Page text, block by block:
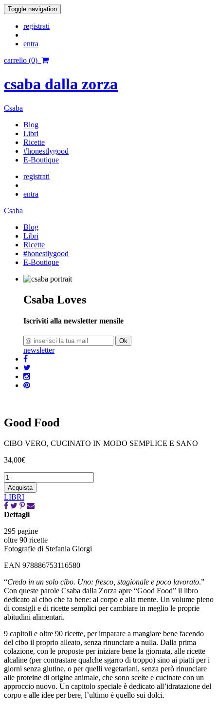
Toggle navigation
registrati
|
entra
carrello (0)
csaba dalla zorza
Csaba
Blog
Libri
Ricette
#honestlygood
E-Boutique
registrati
|
entra
Csaba
Blog
Libri
Ricette
#honestlygood
E-Boutique
Csaba Loves
Iscriviti alla newsletter mensile
Ok
newsletter
Good Food
CIBO VERO, CUCINATO IN MODO SEMPLICE E SANO
34,00€
Acquista
LIBRI
Dettagli
295 pagine
oltre 90 ricette
Fotografie di Stefania Giorgi
EAN 978886753116580
“Credo in un solo cibo. Uno: fresco, stagionale e poco lavorato.”
Con queste parole Csaba dalla Zorza apre “Good Food” il libro
dedicato al cibo che fa bene: al corpo e alla mente. Un volume pieno
di consigli e di ricette semplici per cambiare in meglio le proprie
abitudini alimentari.
9 capitoli e oltre 90 ricette, per imparare a mangiare bene facendo
del cibo il proprio alleato, senza rinunciare a nulla. Dalla prima
colazione, con le proposte per iniziare bene la giornata, alle ricette
alcaline (per contrastare qualche sgarro di troppo) sino ai piatti per i
giorni senza glutine, o per quelli vegetariani, senza però rinunciare
alle proteine di origine animale, che sono scelte e cucinate con un
approccio nuovo. Un capitolo speciale è dedicato all’idratazione del
corpo e alle idee per bere, l’ultimo è quello sui dolci.